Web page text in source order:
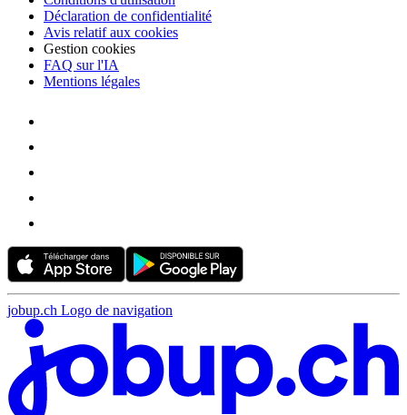
Déclaration de confidentialité
Avis relatif aux cookies
Gestion cookies
FAQ sur l'IA
Mentions légales
jobup.ch Logo de navigation